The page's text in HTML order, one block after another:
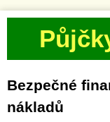
Bezpečné
nákladů